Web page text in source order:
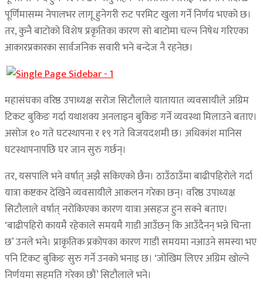
पूर्णिमासम्म नेपालभर लागू हुनेगरी रुट परमिट खुला गर्ने निर्णय भएको छ।
तर, कुनै बाटोको विशेष प्रकृतिका कारण सो बाटोमा चल्न निषेध गरिएका
आकारप्रकारका सार्वजनिक सवारी भने बन्देज नै रहनेछ।
महासंघका वरिष्ठ उपाध्यक्ष सरोज सिटौलाले यातायात व्यवसायीले अग्रिम
टिकट बुकिङ गर्दा यथाशक्य अनलाइन बुकिङ गर्ने व्यवस्था मिलाउने बताए।
असोज १० गते घटस्थापना र १९ गते विजयदशमी छ। अधिकांश मानिस
घटस्थापनापछि घर जान सुरु गर्छन्।
तर, यसपालि भने वर्षात् अझै सकिएको छैन। ठाउँठाउँमा बाढीपहिरोले गर्दा
यात्रा कष्टकर देखिने व्यवसायीले आकलन गरेका छन्। वरिष्ठ उपाध्यक्ष
सिटौलाले वर्षात् नरोकिएका कारण यात्रा असहज हुन सक्ने बताए।
‘बाढीपहिरो कायमै रहेकाले समयमै गाडी आउँछन् कि आउँदैनन् भन्ने चिन्ता
छ’ उनले भने। प्राकृतिक प्रकोपका कारण गाडी समयमा नआउने समस्या भए
पनि टिकट बुकिङ सुरु गर्ने उनको भनाइ छ। ‘जोखिम लिएर अग्रिम खोल्ने
निर्णयमा सहमति गरेका छौं’ सिटौलाले भने।